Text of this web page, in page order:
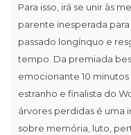
Para isso, irá se unir às
parente inesperada
passado longínquo e
tempo. Da premiada
emocionante 10
estranho e finalista do
árvores perdidas é uma
sobre memória, luto,